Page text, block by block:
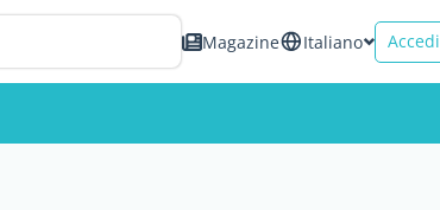
Magazine Italiano Accedi